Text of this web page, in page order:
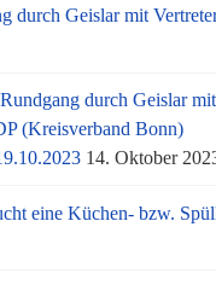
durch Geislar mit
durch Geislar mit
(Kreisverband Bonn)
14. Oktober
eine Küchen- bzw.